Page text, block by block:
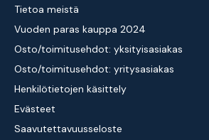
Tietoa meistä
Vuoden paras kauppa 2024
Osto/toimitusehdot: yksityisasiakas
Osto/toimitusehdot: yritysasiakas
Henkilötietojen käsittely
Evästeet
Saavutettavuusseloste